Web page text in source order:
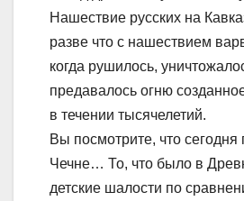
Нашествие русских на
разве что с нашествием
когда рушилось,
предавалось огню
в течении тысячелетий.
Вы посмотрите, что сегодня
Чечне… То, что было в
детские шалости по